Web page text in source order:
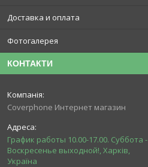
Доставка и оплата
Фотогалерея
КОНТАКТИ
Coverphone Интернет магазин
График работы 10.00-17.00. Суббота -
Воскресенье выходной!, Харків,
Україна